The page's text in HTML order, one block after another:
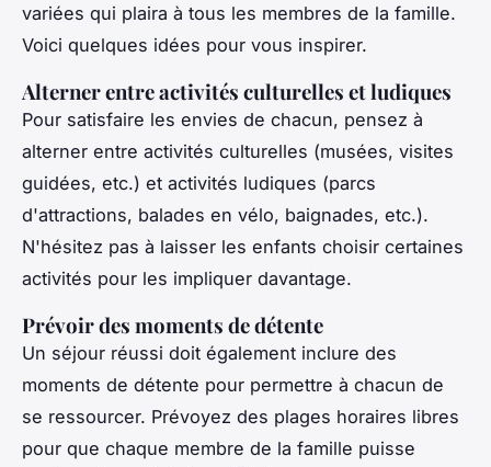
variées qui plaira à tous les membres de la famille.
Voici quelques idées pour vous inspirer.
Alterner entre activités culturelles et ludiques
Pour satisfaire les envies de chacun, pensez à
alterner entre activités culturelles (musées, visites
guidées, etc.) et activités ludiques (parcs
d'attractions, balades en vélo, baignades, etc.).
N'hésitez pas à laisser les enfants choisir certaines
activités pour les impliquer davantage.
Prévoir des moments de détente
Un séjour réussi doit également inclure des
moments de détente pour permettre à chacun de
se ressourcer. Prévoyez des plages horaires libres
pour que chaque membre de la famille puisse